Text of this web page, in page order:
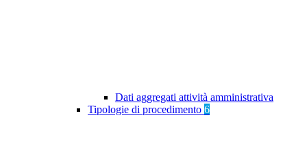
Dati aggregati attività amministrativa
Tipologie di procedimento 6